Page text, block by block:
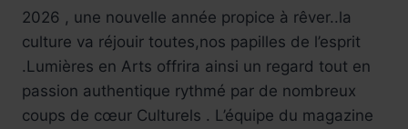
2026 , une nouvelle année propice à rêver..la
culture va réjouir toutes,nos papilles de l’esprit
.Lumières en Arts offrira ainsi un regard tout en
passion authentique rythmé par de nombreux
coups de cœur Culturels . L’équipe du magazine